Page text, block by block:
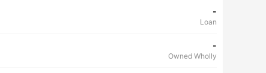
-
Loan
-
Owned Wholly